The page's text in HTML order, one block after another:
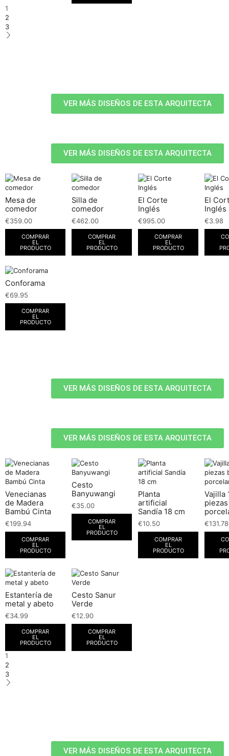
1
2
3
VER MÁS DISEÑOS DE ESTA ARQUITECTA
VER MÁS DISEÑOS DE ESTA ARQUITECTA
Mesa de
comedor
€359.00
COMPRAR
EL
PRODUCTO
Silla de
comedor
€462.00
COMPRAR
EL
PRODUCTO
El Corte
Inglés
€995.00
COMPRAR
EL
PRODUCTO
El
Inglés
€3.98
Conforama
€69.95
COMPRAR
EL
PRODUCTO
VER MÁS DISEÑOS DE ESTA ARQUITECTA
VER MÁS DISEÑOS DE ESTA ARQUITECTA
Venecianas
de Madera
Bambú Cinta
€199.94
COMPRAR
EL
PRODUCTO
Cesto
Banyuwangi
€35.00
COMPRAR
EL
PRODUCTO
Planta
artificial
Sandía 18 cm
€10.50
COMPRAR
EL
PRODUCTO
Vajilla
€131.78
Estantería de
metal y abeto
€34.99
COMPRAR
EL
PRODUCTO
Cesto Sanur
Verde
€12.90
COMPRAR
EL
PRODUCTO
1
2
3
VER MÁS DISEÑOS DE ESTA ARQUITECTA